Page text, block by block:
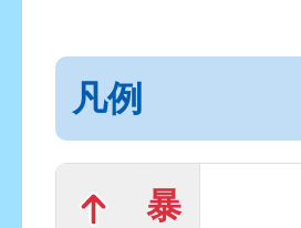
凡例
暴